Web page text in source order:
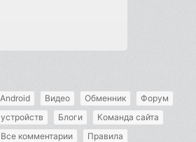
Android Видео Обменник
Форум
Блоги
Команда сайта
Все комментарии Правила